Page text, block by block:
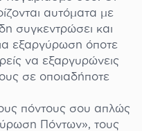
αυτόματα με
συγκεντρώσει και
εξαργύρωση όποτε
να εξαργυρώνεις
σε οποιαδήποτε
πόντους σου απλώς
Πόντων», τους